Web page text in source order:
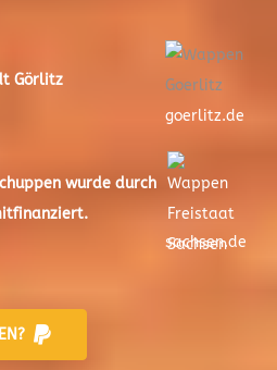
Görlitz
goerlitz.de
wurde durch
sachsen.de